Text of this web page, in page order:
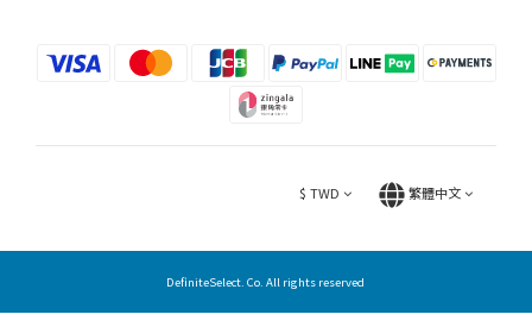
$ TWD 繁體中文
DefiniteSelect. Co. All rights reserved